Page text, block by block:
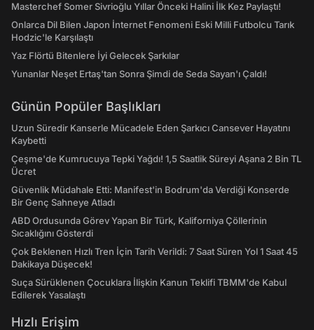
Masterchef Somer Sivrioğlu Yıllar Önceki Halini İlk Kez Paylaştı!
Onlarca Dil Bilen Japon İnternet Fenomeni Eski Milli Futbolcu Tarık
Hodzic'le Karşılaştı
Yaz Flörtü Bitenlere İyi Gelecek Şarkılar
Yunanlar Neşet Ertaş'tan Sonra Şimdi de Seda Sayan'ı Çaldı!
Günün Popüler Başlıkları
Uzun Süredir Kanserle Mücadele Eden Şarkıcı Cansever Hayatını
Kaybetti
Çeşme'de Kumrucuya Tepki Yağdı! 1,5 Saatlik Süreyi Aşana 2 Bin TL
Ücret
Güvenlik Müdahale Etti: Manifest'in Bodrum'da Verdiği Konserde
Bir Genç Sahneye Atladı
ABD Ordusunda Görev Yapan Bir Türk, Kaliforniya Çöllerinin
Sıcaklığını Gösterdi
Çok Beklenen Hızlı Tren İçin Tarih Verildi: 7 Saat Süren Yol 1 Saat 45
Dakikaya Düşecek!
Suça Sürüklenen Çocuklara İlişkin Kanun Teklifi TBMM'de Kabul
Edilerek Yasalaştı
Hızlı Erişim